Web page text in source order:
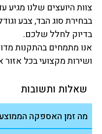
צוות היועצים שלנו
בבחירת סוג הבד, צבע
בדיוק לחלל שלכם.
אנו מתמחים בהתקנות
ושירות מקצועי בכל אזור
שאלות ותשובות
מה זמן האספקה הממוצע